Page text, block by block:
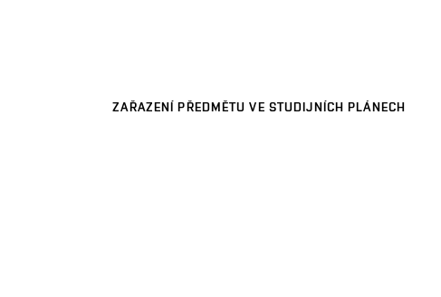
ZAŘAZENÍ PŘEDMĚTU VE STUDIJNÍCH PLÁNECH